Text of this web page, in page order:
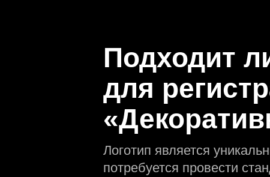
Подходит
для
Логотип является
потребуется провести